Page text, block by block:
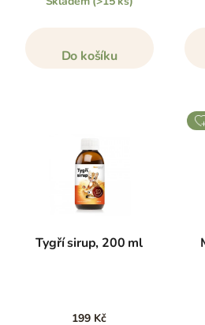
Do košíku
Tygří sirup, 200 ml
199 Kč